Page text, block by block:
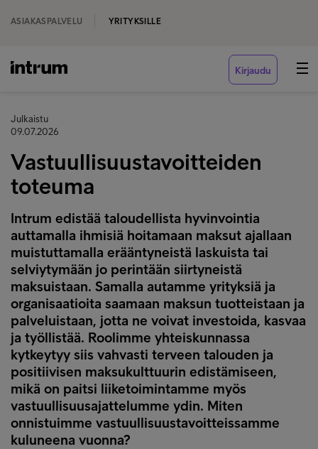
ASIAKASPALVELU YRITYKSILLE
Kirjaudu
Julkaistu
09.07.2026
Vastuullisuustavoitteiden
toteuma
Intrum edistää taloudellista hyvinvointia
auttamalla ihmisiä hoitamaan maksut ajallaan
muistuttamalla erääntyneistä laskuista tai
selviytymään jo perintään siirtyneistä
maksuistaan. Samalla autamme yrityksiä ja
organisaatioita saamaan maksun tuotteistaan ja
palveluistaan, jotta ne voivat investoida, kasvaa
ja työllistää. Roolimme yhteiskunnassa
kytkeytyy siis vahvasti terveen talouden ja
positiivisen maksukulttuurin edistämiseen,
mikä on paitsi liiketoimintamme myös
vastuullisuusajattelumme ydin. Miten
onnistuimme vastuullisuustavoitteissamme
kuluneena vuonna?